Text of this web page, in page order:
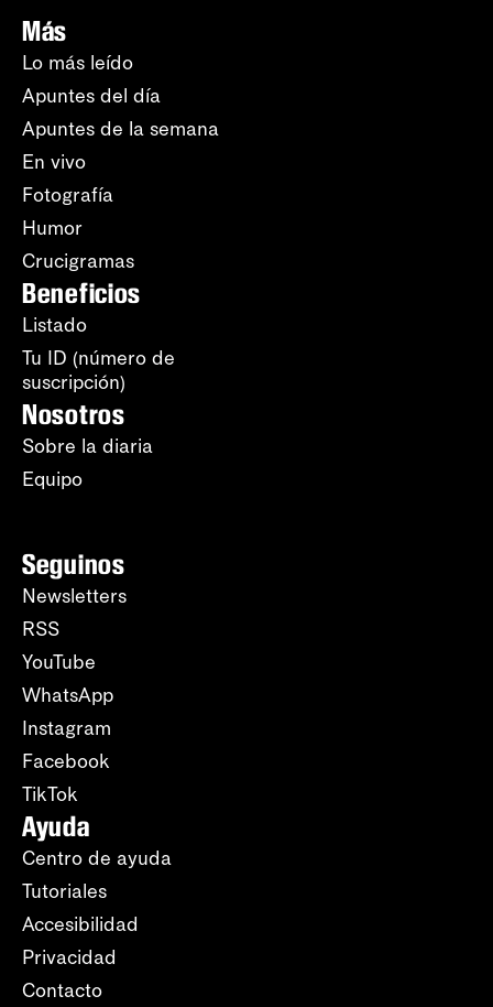
Más
Lo más leído
Apuntes del día
Apuntes de la semana
En vivo
Fotografía
Humor
Crucigramas
Beneficios
Listado
Tu ID (número de
suscripción)
Nosotros
Sobre la diaria
Equipo
Seguinos
Newsletters
RSS
YouTube
WhatsApp
Instagram
Facebook
TikTok
Ayuda
Centro de ayuda
Tutoriales
Accesibilidad
Privacidad
Contacto